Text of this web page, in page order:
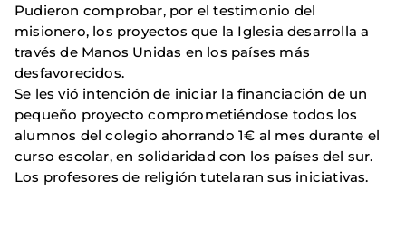
Pudieron comprobar, por el testimonio del
misionero, los proyectos que la Iglesia desarrolla a
través de Manos Unidas en los países más
desfavorecidos.
Se les vió intención de iniciar la financiación de un
pequeño proyecto comprometiéndose todos los
alumnos del colegio ahorrando 1€ al mes durante el
curso escolar, en solidaridad con los países del sur.
Los profesores de religión tutelaran sus iniciativas.